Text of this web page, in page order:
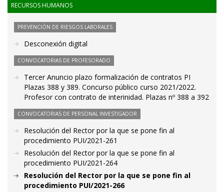
RECURSOS HUMANOS
PREVENCIÓN DE RIESGOS LABORALES
Desconexión digital
CONVOCATORIAS DE PROFESORADO
Tercer Anuncio plazo formalización de contratos PI
Plazas 388 y 389. Concurso público curso 2021/2022.
Profesor con contrato de interinidad. Plazas nº 388 a 392
CONVOCATORIAS DE PERSONAL INVESTIGADOR
Resolución del Rector por la que se pone fin al
procedimiento PUI/2021-261
Resolución del Rector por la que se pone fin al
procedimiento PUI/2021-264
Resolución del Rector por la que se pone fin al
procedimiento PUI/2021-266